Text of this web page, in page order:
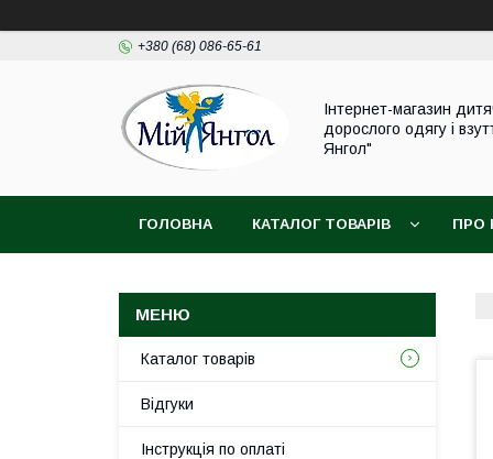
+380 (68) 086-65-61
Інтернет-магазин
дорослого одягу і
Янгол"
ГОЛОВНА КАТАЛОГ ТОВАРІВ ПРО
Каталог товарів
Відгуки
Інструкція по оплаті